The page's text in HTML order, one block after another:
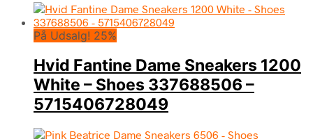
På Udsalg! 25%
Hvid Fantine Dame Sneakers 1200
White – Shoes 337688506 –
5715406728049